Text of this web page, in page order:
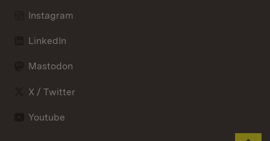
Instagram
LinkedIn
Mastodon
X / Twitter
Youtube